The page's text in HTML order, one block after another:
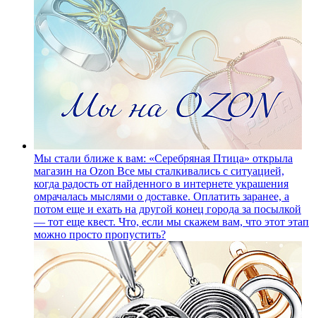
Мы стали ближе к вам: «Серебряная Птица» открыла
магазин на Ozon Все мы сталкивались с ситуацией,
когда радость от найденного в интернете украшения
омрачалась мыслями о доставке. Оплатить заранее, а
потом еще и ехать на другой конец города за посылкой
— тот еще квест. Что, если мы скажем вам, что этот этап
можно просто пропустить?